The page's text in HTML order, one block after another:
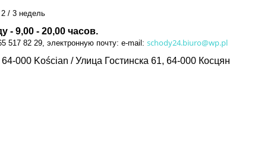
2 / 3 недель
- 9,00 - 20,00 часов.
517 82 29, электронную почту: e-mail: schody24.biuro@wp.pl
000 Kościan / Улица Гостинска 61, 64-000 Косцян